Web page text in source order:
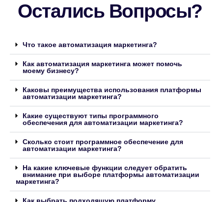
Остались Вопросы?
Что такое автоматизация маркетинга?
Как автоматизация маркетинга может помочь
моему бизнесу?
Каковы преимущества использования платформы
автоматизации маркетинга?
Какие существуют типы программного
обеспечения для автоматизации маркетинга?
Сколько стоит программное обеспечение для
автоматизации маркетинга?
На какие ключевые функции следует обратить
внимание при выборе платформы автоматизации
маркетинга?